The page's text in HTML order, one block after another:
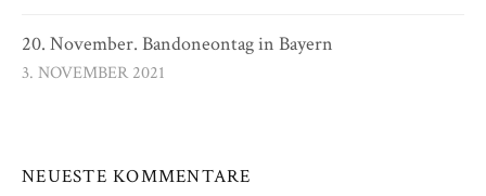
20. November. Bandoneontag in Bayern
3. NOVEMBER 2021
NEUESTE KOMMENTARE